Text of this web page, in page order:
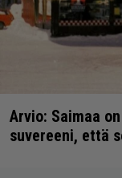
Arvio: Saimaa
suvereeni, että